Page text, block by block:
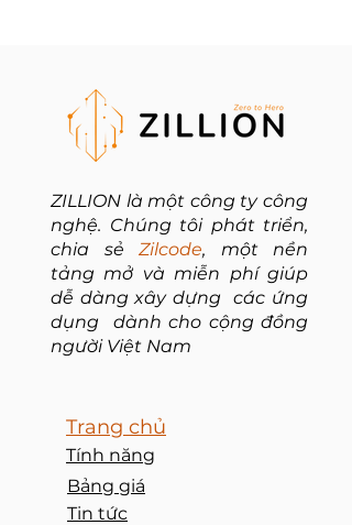
ZILLION là một công ty công
nghệ. Chúng tôi phát triển,
chia sẻ Zilcode, một nền
tảng mở và miễn phí giúp
dễ dàng xây dựng các ứng
dụng dành cho cộng đồng
người Việt Nam
Trang chủ
Tính năng
Bảng giá
Tin tức